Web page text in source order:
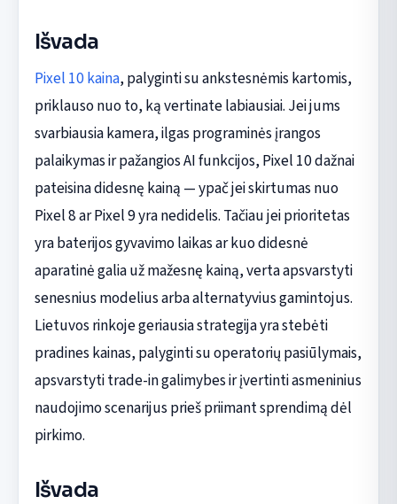
Išvada
Pixel 10 kaina, palyginti su ankstesnėmis kartomis,
priklauso nuo to, ką vertinate labiausiai. Jei jums
svarbiausia kamera, ilgas programinės įrangos
palaikymas ir pažangios AI funkcijos, Pixel 10 dažnai
pateisina didesnę kainą — ypač jei skirtumas nuo
Pixel 8 ar Pixel 9 yra nedidelis. Tačiau jei prioritetas
yra baterijos gyvavimo laikas ar kuo didesnė
aparatinė galia už mažesnę kainą, verta apsvarstyti
senesnius modelius arba alternatyvius gamintojus.
Lietuvos rinkoje geriausia strategija yra stebėti
pradines kainas, palyginti su operatorių pasiūlymais,
apsvarstyti trade-in galimybes ir įvertinti asmeninius
naudojimo scenarijus prieš priimant sprendimą dėl
pirkimo.
Išvada